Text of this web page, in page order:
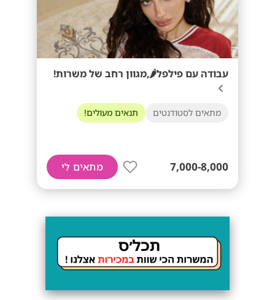
עבודה עם פילפל🌶️,מגוון רחב של משרות!
מתאים לסטודנטים תנאים מעולים!
7,000-8,000 מתאים לי